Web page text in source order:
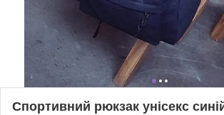
Спортивний рюкзак унісекс